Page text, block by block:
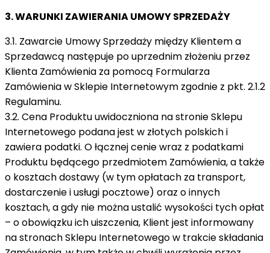
3. WARUNKI ZAWIERANIA UMOWY SPRZEDAŻY
3.1. Zawarcie Umowy Sprzedaży między Klientem a
Sprzedawcą następuje po uprzednim złożeniu przez
Klienta Zamówienia za pomocą Formularza
Zamówienia w Sklepie Internetowym zgodnie z pkt. 2.1.2
Regulaminu.
3.2. Cena Produktu uwidoczniona na stronie Sklepu
Internetowego podana jest w złotych polskich i
zawiera podatki. O łącznej cenie wraz z podatkami
Produktu będącego przedmiotem Zamówienia, a także
o kosztach dostawy (w tym opłatach za transport,
dostarczenie i usługi pocztowe) oraz o innych
kosztach, a gdy nie można ustalić wysokości tych opłat
– o obowiązku ich uiszczenia, Klient jest informowany
na stronach Sklepu Internetowego w trakcie składania